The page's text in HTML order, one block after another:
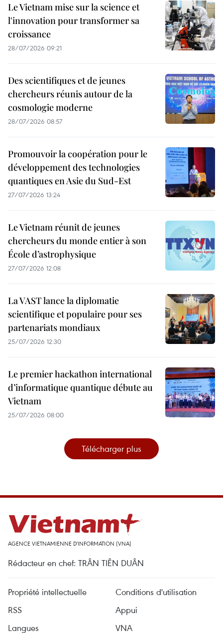
Le Vietnam mise sur la science et
l'innovation pour transformer sa
croissance
28/07/2026 09:21
Des scientifiques et de jeunes
chercheurs réunis autour de la
cosmologie moderne
28/07/2026 08:57
Promouvoir la coopération pour le
développement des technologies
quantiques en Asie du Sud-Est
27/07/2026 13:24
Le Vietnam réunit de jeunes
chercheurs du monde entier à son
École d’astrophysique
27/07/2026 12:08
La VAST lance la diplomatie
scientifique et populaire pour ses
partenariats mondiaux
25/07/2026 12:30
Le premier hackathon international
d’informatique quantique débute au
Vietnam
25/07/2026 08:00
Télécharger plus
AGENCE VIETNAMIENNE D'INFORMATION (VNA)
Rédacteur en chef: TRÂN TIÊN DUÂN
Propriété intellectuelle
Conditions d'utilisation
RSS
Appui
Langues
VNA